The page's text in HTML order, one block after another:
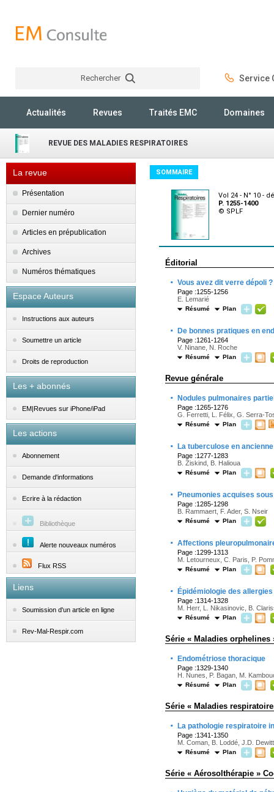
Rechercher Service
Actualités Revues Traités EMC Domaines
REVUE DES MALADIES RESPIRATOIRES
La revue
Présentation
Dernier numéro
Articles en prépublication
Archives
Numéros thématiques
Espace Auteurs
Instructions aux auteurs
Soumettre un article
Droits de reproduction
Les + abonnés
EM|Revues sur iPhone/iPad
Les actions
Abonnement
Demande d'informations
Ecrire à la rédaction
Bibliothèque
Alerte nouveaux numéros
Flux RSS
Liens
Soumission d'un article en ligne
Rev-Mal-Respir.com
SOMMAIRE
Vol 24 - N° 10 -
P. 1255-1400
© SPLF
Éditorial
· Vous avez dit verre dépoli ?
Page :1255-1256
E. Lemarié
Résumé Plan
· De bonnes pratiques en
Page :1261-1264
V. Ninane, N. Roche
Résumé Plan
Revue générale
· Nodules pulmonaires
Page :1265-1276
G. Ferretti, L. Félix, G. Serra-
Résumé Plan
· La tuberculose en
Page :1277-1283
B. Ziskind, B. Halioua
Résumé Plan
· Pneumonies acquises
Page :1285-1298
B. Rammaert, F. Ader, S. Nseir
Résumé Plan
· Affections
Page :1299-1313
M. Letourneux, C. Paris, P.
Résumé Plan
· Épidémiologie des
Page :1314-1328
M. Herr, L. Nikasinovic, B.
Résumé Plan
Série « Maladies orphelines
· Endométriose thoracique
Page :1329-1340
H. Nunes, P. Bagan, M.
Résumé Plan
Série « Maladies
· La pathologie respiratoire
Page :1341-1350
M. Coman, B. Loddé, J.D.
Résumé Plan
Série « Aérosolthérapie »